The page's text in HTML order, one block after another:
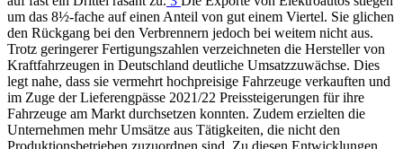
um das 8½-fache auf einen Anteil von gut einem Viertel. Sie glichen
den Rückgang bei den Verbrennern jedoch bei weitem nicht aus.
Trotz geringerer Fertigungszahlen verzeichneten die Hersteller von
Kraftfahrzeugen in Deutschland deutliche Umsatzzuwächse. Dies
legt nahe, dass sie vermehrt hochpreisige Fahrzeuge verkauften und
im Zuge der Lieferengpässe 2021/22 Preissteigerungen für ihre
Fahrzeuge am Markt durchsetzen konnten. Zudem erzielten die
Unternehmen mehr Umsätze aus Tätigkeiten, die nicht den